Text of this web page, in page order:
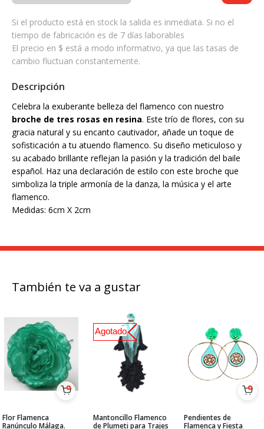
Si el producto está en stock la salida es inmediata. Si no el
tiempo de fabricación es de 7 días laborables
El precio en $ está a modo informativo, ya que las tasas de
cambio fluctuan constantemente.
Descripción
Celebra la exuberante belleza del flamenco con nuestro
broche de tres rosas en resina. Este trío de flores, con su
gracia natural y su encanto cautivador, añade un toque de
sofisticación a tu atuendo flamenco. Su diseño meticuloso y
su acabado brillante reflejan la pasión y la tradición del baile
español. Haz una declaración de estilo con este broche que
simboliza la triple armonía de la danza, la música y el arte
flamenco.
Medidas: 6cm X 2cm
También te va a gustar
Flor Flamenca
Ranúnculo Málaga.
Mantoncillo Flamenco
de Plumeti para Trajes
Agotado
Pendientes de
Flamenca y Fiesta